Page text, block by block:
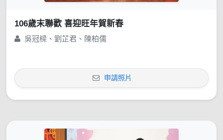
106歲末聯歡 喜迎旺年賀新春
吳冠樑、劉芷君、陳柏儒
申請照片